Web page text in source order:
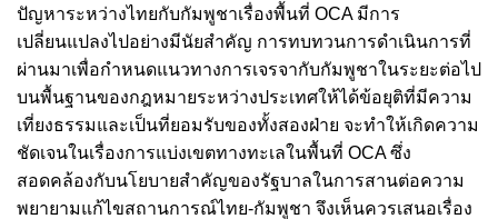
ปัญหาระหว่างไทยกับกัมพูชาเรื่องพื้นที่ OCA มีการ
เปลี่ยนแปลงไปอย่างมีนัยสำคัญ การทบทวนการดำเนินการที่
ผ่านมาเพื่อกำหนดแนวทางการเจรจากับกัมพูชาในระยะต่อไป
บนพื้นฐานของกฎหมายระหว่างประเทศให้ได้ข้อยุติที่มีความ
เที่ยงธรรมและเป็นที่ยอมรับของทั้งสองฝ่าย จะทำให้เกิดความ
ชัดเจนในเรื่องการแบ่งเขตทางทะเลในพื้นที่ OCA ซึ่ง
สอดคล้องกับนโยบายสำคัญของรัฐบาลในการสานต่อความ
พยายามแก้ไขสถานการณ์ไทย-กัมพูชา จึงเห็นควรเสนอเรื่อง